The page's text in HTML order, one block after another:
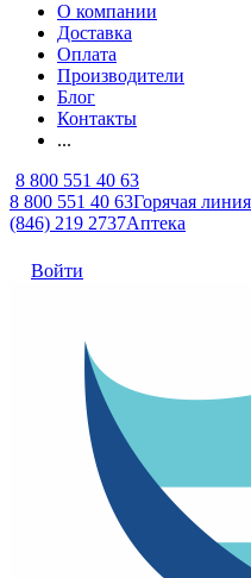
О компании
Доставка
Оплата
Производители
Блог
Контакты
...
8 800 551 40 63
8 800 551 40 63Горячая
(846) 219 2737Аптека
Войти